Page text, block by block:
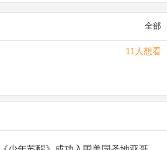
全部
11人想看